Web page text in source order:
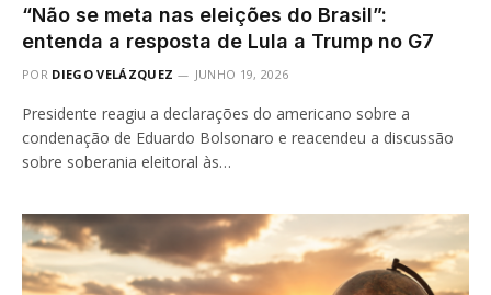
“Não se meta nas eleições do Brasil”:
entenda a resposta de Lula a Trump no G7
POR DIEGO VELÁZQUEZ JUNHO 19, 2026
Presidente reagiu a declarações do americano sobre a
condenação de Eduardo Bolsonaro e reacendeu a discussão
sobre soberania eleitoral às…